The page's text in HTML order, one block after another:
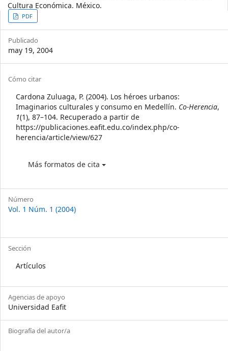
Cultura Económica. México.
Article
Sidebar
PDF
Publicado
may 19, 2004
Article
Details
Cómo citar
Cardona Zuluaga, P. (2004). Los héroes urbanos:
Imaginarios culturales y consumo en Medellín. Co-Herencia,
1(1), 87–104. Recuperado a partir de
https://publicaciones.eafit.edu.co/index.php/co-
herencia/article/view/627
Más formatos de cita
Número
Vol. 1 Núm. 1 (2004)
Sección
Artículos
Agencias de apoyo
Universidad Eafit
Biografía del autor/a